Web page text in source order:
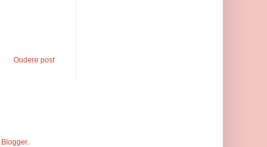
Oudere post
Blogger.